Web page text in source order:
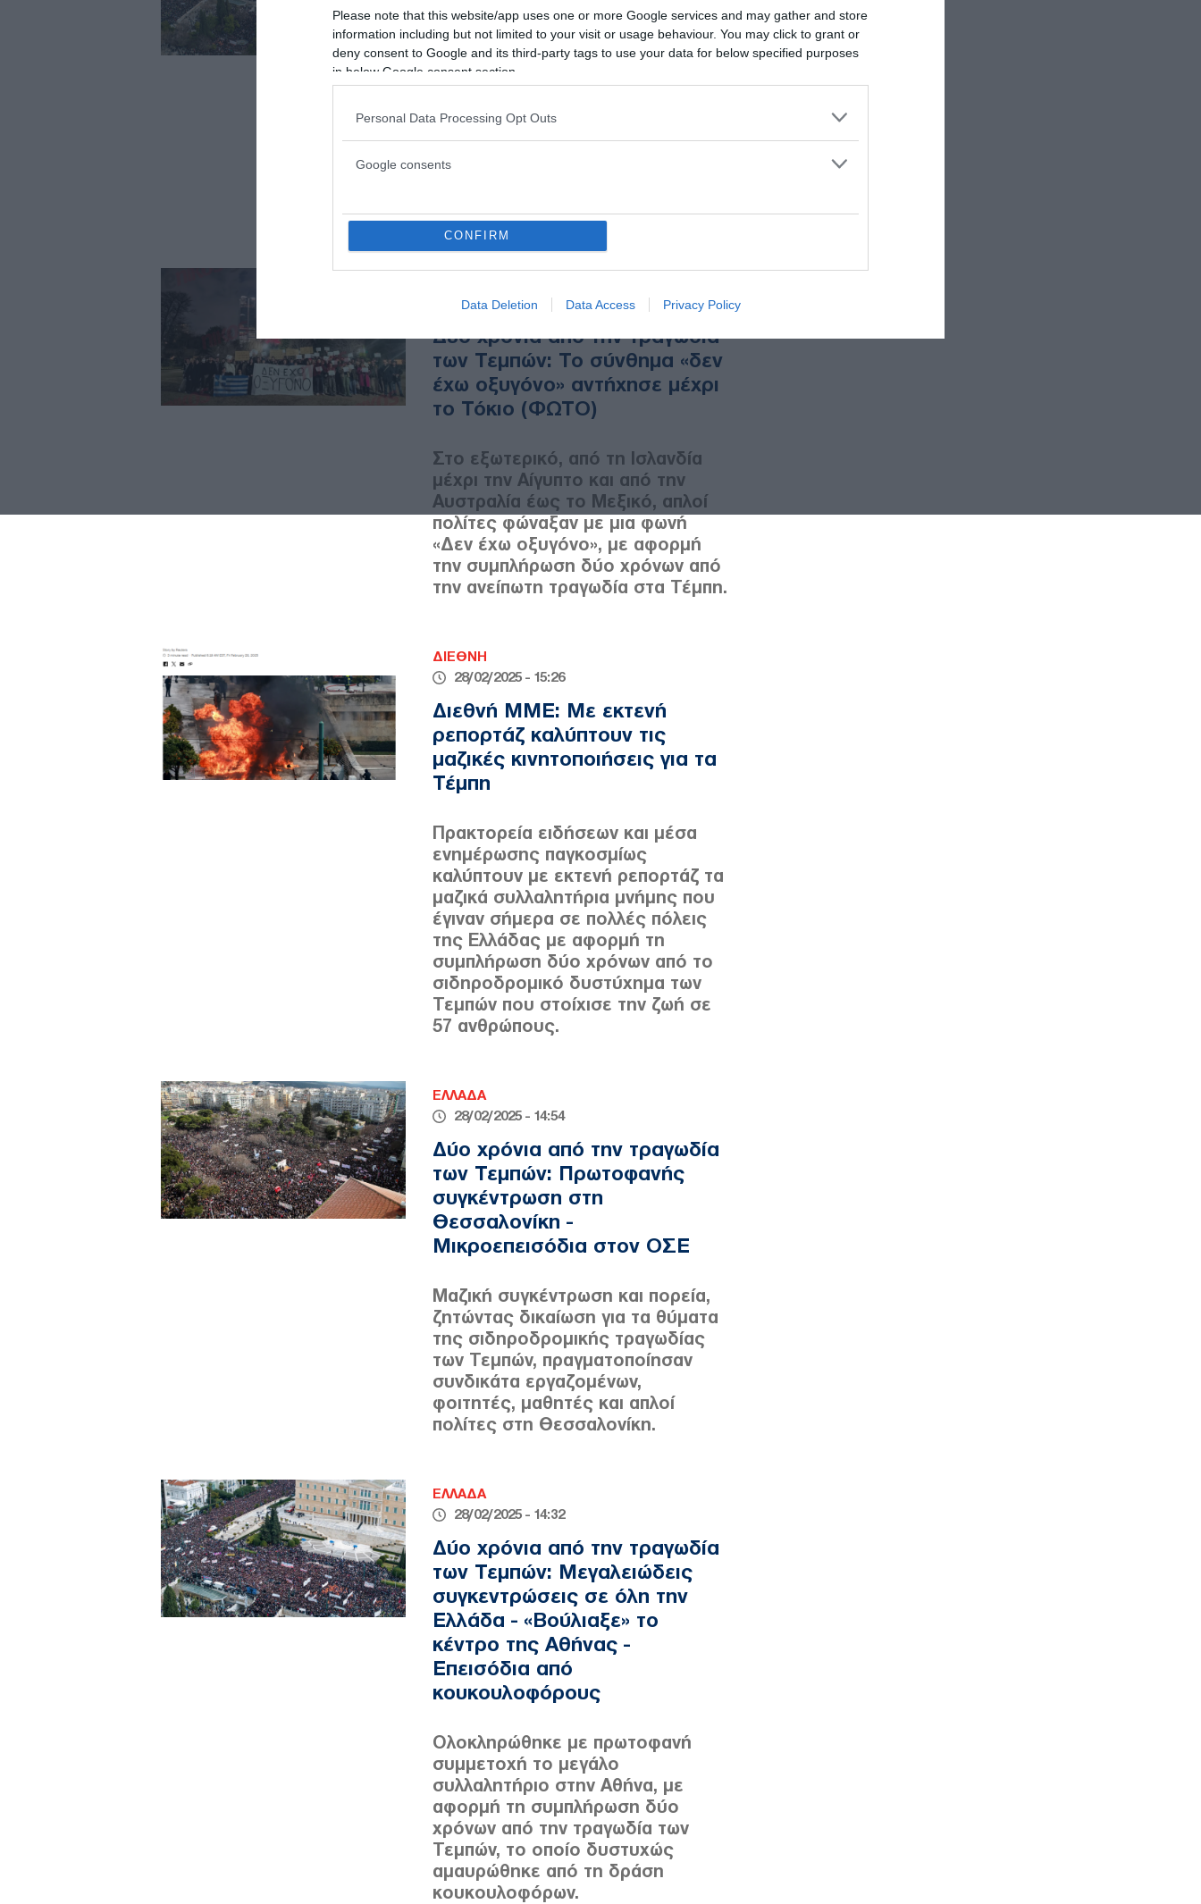
Please note that this website/app uses one or more Google services and may gather and store
information including but not limited to your visit or usage behaviour. You may click to grant or
deny consent to Google and its third-party tags to use your data for below specified purposes
in below Google consent section.
Personal Data Processing Opt Outs
Google consents
CONFIRM
Data Deletion Data Access Privacy Policy
Τέμπη: Το μήνυμα που
εξέπεμψαν και η επόμενη μέρα
Εκατομμύρια άνθρωποι
τις μεγάλες πόλεις για να
θύματα. Ράγισαν καρδιές οι
προσκλητήριο των νεκρών.
28/02/2025 - 15:50
Δύο χρόνια από την τραγωδία
των Τεμπών: Το σύνθημα «δεν
έχω οξυγόνο» αντήχησε μέχρι
το Τόκιο (ΦΩΤΟ)
Στο εξωτερικό, από τη Ισλανδία
μέχρι την Αίγυπτο και από την
Αυστραλία έως το Μεξικό, απλοί
πολίτες φώναξαν με μια φωνή
«Δεν έχω οξυγόνο», με αφορμή
την συμπλήρωση δύο χρόνων από
την ανείπωτη τραγωδία στα Τέμπη.
ΔΙΕΘΝΗ
28/02/2025 - 15:26
Διεθνή ΜΜΕ: Με εκτενή
ρεπορτάζ καλύπτουν τις
μαζικές κινητοποιήσεις για τα
Τέμπη
Πρακτορεία ειδήσεων και μέσα
ενημέρωσης παγκοσμίως
καλύπτουν με εκτενή ρεπορτάζ τα
μαζικά συλλαλητήρια μνήμης που
έγιναν σήμερα σε πολλές πόλεις
της Ελλάδας με αφορμή τη
συμπλήρωση δύο χρόνων από το
σιδηροδρομικό δυστύχημα των
Τεμπών που στοίχισε την ζωή σε
57 ανθρώπους.
ΕΛΛΑΔΑ
28/02/2025 - 14:54
Δύο χρόνια από την τραγωδία
των Τεμπών: Πρωτοφανής
συγκέντρωση στη
Θεσσαλονίκη -
Μικροεπεισόδια στον ΟΣΕ
Μαζική συγκέντρωση και πορεία,
ζητώντας δικαίωση για τα θύματα
της σιδηροδρομικής τραγωδίας
των Τεμπών, πραγματοποίησαν
συνδικάτα εργαζομένων,
φοιτητές, μαθητές και απλοί
πολίτες στη Θεσσαλονίκη.
ΕΛΛΑΔΑ
28/02/2025 - 14:32
Δύο χρόνια από την τραγωδία
των Τεμπών: Μεγαλειώδεις
συγκεντρώσεις σε όλη την
Ελλάδα - «Βούλιαξε» το
κέντρο της Αθήνας -
Επεισόδια από
κουκουλοφόρους
Ολοκληρώθηκε με πρωτοφανή
συμμετοχή το μεγάλο
συλλαλητήριο στην Αθήνα, με
αφορμή τη συμπλήρωση δύο
χρόνων από την τραγωδία των
Τεμπών, το οποίο δυστυχώς
αμαυρώθηκε από τη δράση
κουκουλοφόρων.